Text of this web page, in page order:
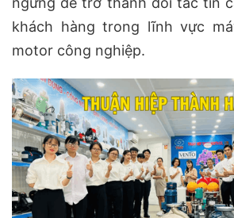
khách hàng trong lĩnh vực
motor công nghiệp.